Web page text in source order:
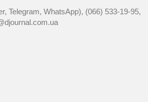
Telegram, WhatsApp), (066) 533-19-95,